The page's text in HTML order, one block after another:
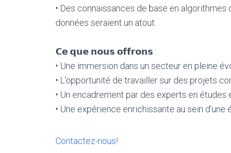
• Des connaissances de base en
données seraient un atout.
𝗖𝗲 𝗾𝘂𝗲 𝗻𝗼𝘂𝘀 𝗼𝗳𝗳𝗿𝗼𝗻𝘀 :
• Une immersion dans un secteur en pleine
• L’opportunité de travailler sur des projets
• Un encadrement par des experts en études
• Une expérience enrichissante au sein
Contactez-nous!